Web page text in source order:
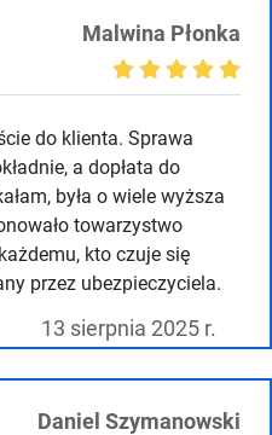
Malwina Płonka
do klienta. Sprawa
a dopłata do
była o wiele wyższa
towarzystwo
kto czuje się
przez ubezpieczyciela.
13 sierpnia 2025 r.
Daniel Szymanowski